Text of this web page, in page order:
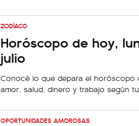
ZODÍACO
Horóscopo de hoy,
julio
Conocé lo que depara el horóscopo
amor, salud, dinero y trabajo según
OPORTUNIDADES AMOROSAS